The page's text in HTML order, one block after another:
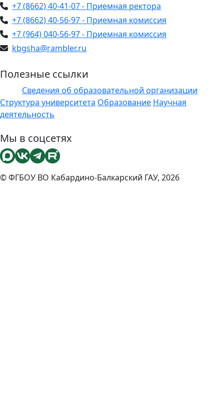
+7 (8662) 40-41-07 - Приемная ректора
+7 (8662) 40-56-97 - Приемная комиссия
+7 (964) 040-56-97 - Приемная комиссия
kbgsha@rambler.ru
Полезные ссылки
Сведения об образовательной организации
Структура университета Образование Научная
деятельность
Мы в соцсетях
© ФГБОУ ВО Кабардино-Балкарский ГАУ, 2026